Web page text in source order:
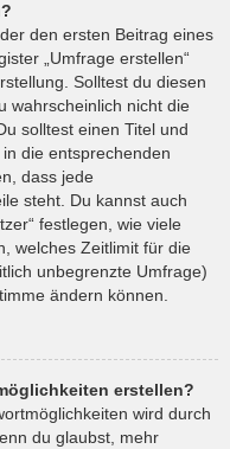
den ersten Beitrag eines
„Umfrage erstellen“
Solltest du diesen
wahrscheinlich nicht die
solltest einen Titel und
die entsprechenden
dass jede
steht. Du kannst auch
festlegen, wie viele
welches Zeitlimit für die
unbegrenzte Umfrage)
ändern können.
erstellen?
wird durch
du glaubst, mehr